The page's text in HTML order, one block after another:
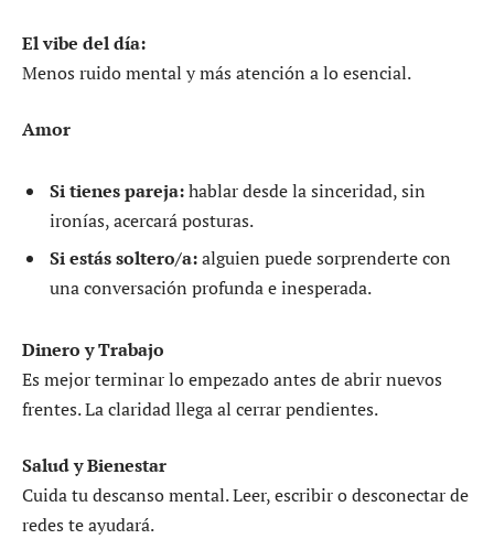
El vibe del día:
Menos ruido mental y más atención a lo esencial.
Amor
Si tienes pareja:hablar desde la sinceridad, sin
ironías, acercará posturas.
Si estás soltero/a:alguien puede sorprenderte con
una conversación profunda e inesperada.
Dinero y Trabajo
Es mejor terminar lo empezado antes de abrir nuevos
frentes. La claridad llega al cerrar pendientes.
Salud y Bienestar
Cuida tu descanso mental. Leer, escribir o desconectar de
redes te ayudará.